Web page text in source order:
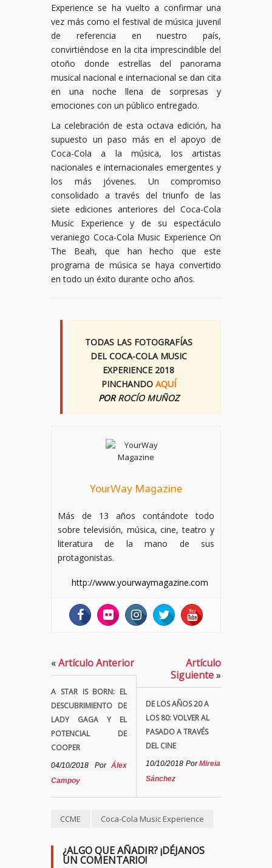
Experience se ha vuelto a confirmar una
vez más como el festival de música juvenil
de referencia en nuestro país,
convirtiéndose en la cita imprescindible del
otoño donde estrellas del panorama
musical nacional e internacional se dan cita
en una noche llena de sorpresas y
emociones con un público entregado.
La celebración de esta octava edición, ha
supuesto un paso más en el apoyo de
Coca-Cola a la música, los artistas
nacionales e internacionales emergentes y
los más jóvenes. Un compromiso
consolidado a través del triunfo de las
siete ediciones anteriores del Coca-Cola
Music Experience y de su espectáculo
veraniego Coca-Cola Music Experience On
The Beah, que han hecho que este
programa de música se haya convertido
en todo un éxito durante ocho años.
TODAS LAS FOTOGRAFÍAS
DEL COCA-COLA MUSIC
EXPERIENCE 2018
PINCHANDO AQUÍ
POR ROCÍO MUÑOZ
YourWay Magazine
Más de 13 años contándote todo
sobre televisión, música, cine, teatro y
literatura de la mano de sus
protagonistas.
http://www.yourwaymagazine.com
«Artículo Anterior
A STAR IS BORN: EL
DESCUBRIMIENTO DE
LADY GAGA Y EL
POTENCIAL DE
COOPER
04/10/2018 Por Álex
Campoy
Artículo
Siguiente»
DE LOS AÑOS 20 A
LOS 80: VOLVER AL
PASADO A TRAVÉS
DEL CINE
10/10/2018 PorMireia
Sánchez
CCME Coca-Cola Music Experience
¿ALGO QUE AÑADIR? ¡DÉJANOS
UN COMENTARIO!